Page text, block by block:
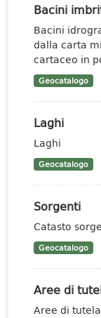
Bacini
Bacini
dalla carta
cartaceo in
Geocatalogo
Laghi
Laghi
Geocatalogo
Sorgenti
Catasto
Geocatalogo
Aree di
Aree di